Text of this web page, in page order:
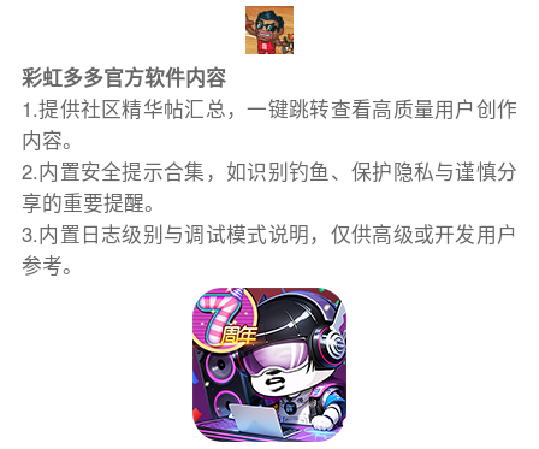
彩虹多多官方软件内容
1.提供社区精华帖汇总，一键跳转查看高质量用户创作
内容。
2.内置安全提示合集，如识别钓鱼、保护隐私与谨慎分
享的重要提醒。
3.内置日志级别与调试模式说明，仅供高级或开发用户
参考。